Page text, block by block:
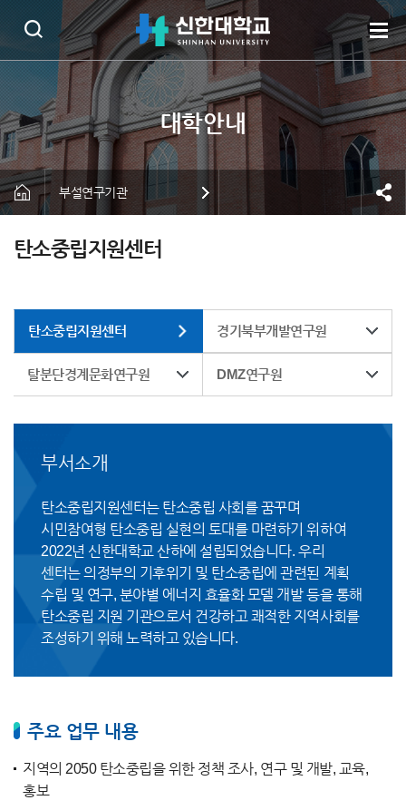
부설연구기관
탄소중립지원센터
탄소중립지원센터 경기북부개발연구원
탈분단경계문화연구원 DMZ연구원
부서소개
탄소중립지원센터는 탄소중립 사회를 꿈꾸며
시민참여형 탄소중립 실현의 토대를 마련하기 위하여
2022년 신한대학교 산하에 설립되었습니다. 우리
센터는 의정부의 기후위기 및 탄소중립에 관련된 계획
수립 및 연구, 분야별 에너지 효율화 모델 개발 등을 통해
탄소중립 지원 기관으로서 건강하고 쾌적한 지역사회를
조성하기 위해 노력하고 있습니다.
주요 업무 내용
지역의 2050 탄소중립을 위한 정책 조사, 연구 및 개발, 교육,
홍보